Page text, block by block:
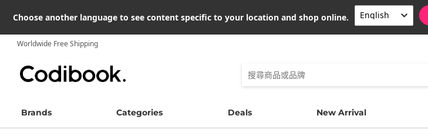
Choose another language to see content specific to your location and shop online.
Worldwide Free Shipping
Brands Categories Deals New Arrival